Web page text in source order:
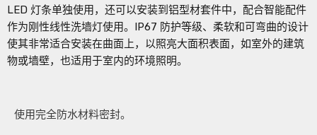
LED 灯条单独使用，还可以安装到铝型材套件中，配合智能配件
作为刚性线性洗墙灯使用。IP67 防护等级、柔软和可弯曲的设计
使其非常适合安装在曲面上，以照亮大面积表面，如室外的建筑
物或墙壁，也适用于室内的环境照明。
使用完全防水材料密封。